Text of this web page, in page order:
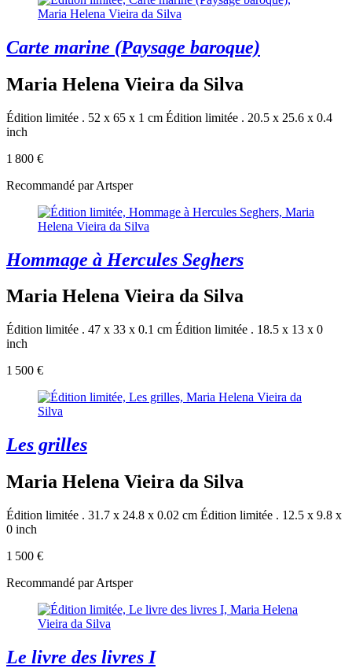
Carte marine (Paysage baroque)
Maria Helena Vieira da Silva
Édition limitée . 52 x 65 x 1 cm Édition limitée . 20.5 x 25.6 x 0.4
inch
1 800 €
Recommandé par Artsper
Hommage à Hercules Seghers
Maria Helena Vieira da Silva
Édition limitée . 47 x 33 x 0.1 cm Édition limitée . 18.5 x 13 x 0
inch
1 500 €
Les grilles
Maria Helena Vieira da Silva
Édition limitée . 31.7 x 24.8 x 0.02 cm Édition limitée . 12.5 x 9.8 x
0 inch
1 500 €
Recommandé par Artsper
Le livre des livres I